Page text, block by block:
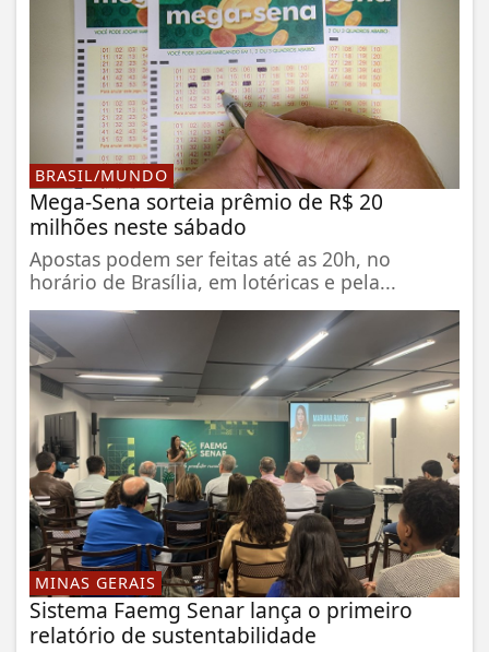
BRASIL/MUNDO
Mega-Sena sorteia prêmio de R$ 20
milhões neste sábado
Apostas podem ser feitas até as 20h, no
horário de Brasília, em lotéricas e pela...
MINAS GERAIS
Sistema Faemg Senar lança o primeiro
relatório de sustentabilidade